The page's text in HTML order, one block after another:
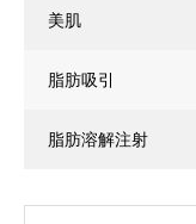
美肌
脂肪吸引
脂肪溶解注射